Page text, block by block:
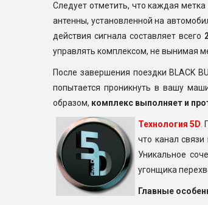
Следует отметить, что каждая
антенны, установленной на
действия сигнала составляет всего
управлять комплексом, не вынимая
После завершения поездки BLACK
попытается проникнуть в вашу
образом, комплекс выполняет и
Технология 5D
что канал
Уникальное
угонщика
Главные